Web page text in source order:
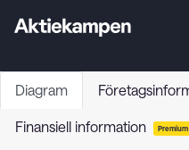
Diagram
Finansiell information Premium